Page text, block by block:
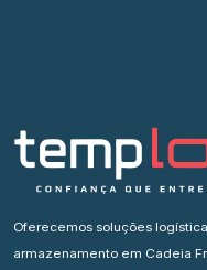
Oferecemos soluções
armazenamento em Cadeia